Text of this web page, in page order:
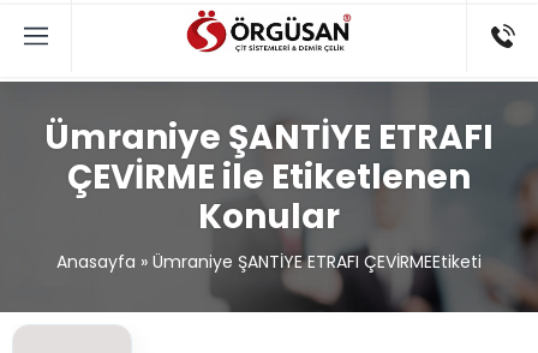
Ümraniye ŞANTİYE ETRAFI
ÇEVİRME ile Etiketlenen
Konular
Anasayfa » Ümraniye ŞANTİYE ETRAFI ÇEVİRMEEtiketi